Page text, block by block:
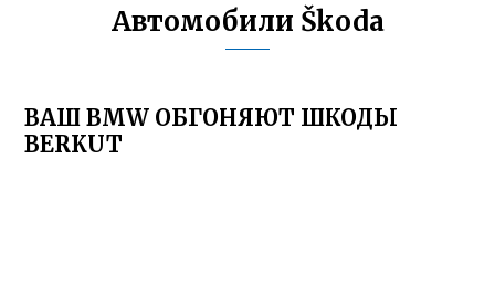
Автомобили Škoda
ВАШ BMW ОБГОНЯЮТ ШКОДЫ
BERKUT